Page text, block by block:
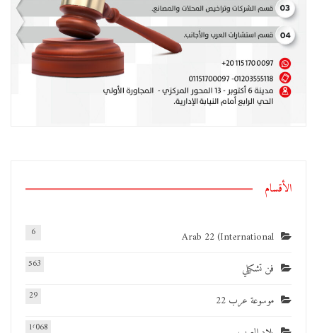
الأقسام
Arab 22 (International
6
فن تشكيلي 563
موسوعة عرب 22 29
1٬068